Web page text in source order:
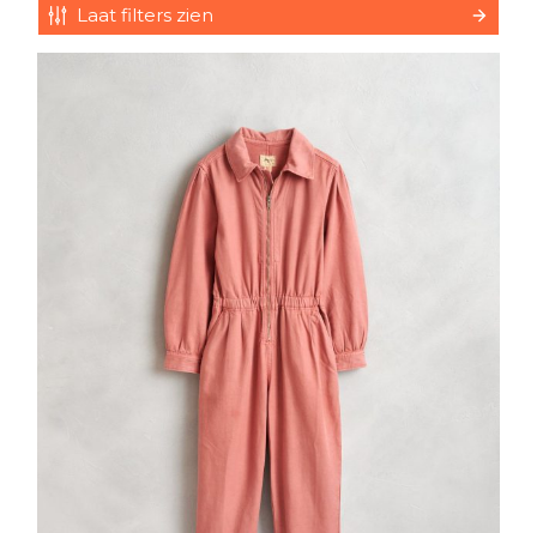
Laat filters zien